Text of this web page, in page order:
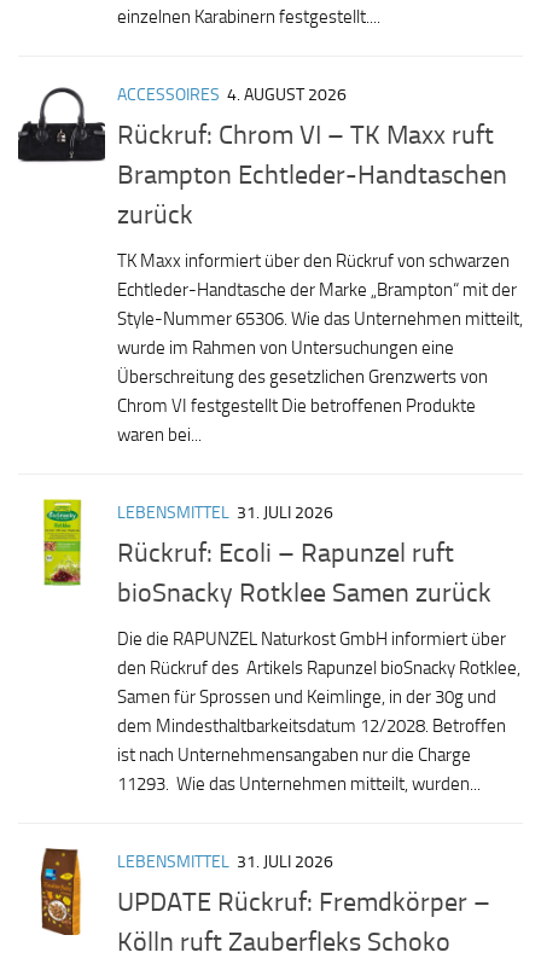
einzelnen Karabinern festgestellt....
ACCESSOIRES 4. AUGUST 2026
Rückruf: Chrom VI – TK Maxx ruft
Brampton Echtleder-Handtaschen
zurück
TK Maxx informiert über den Rückruf von schwarzen
Echtleder-Handtasche der Marke „Brampton“ mit der
Style-Nummer 65306. Wie das Unternehmen mitteilt,
wurde im Rahmen von Untersuchungen eine
Überschreitung des gesetzlichen Grenzwerts von
Chrom VI festgestellt Die betroffenen Produkte
waren bei...
LEBENSMITTEL 31. JULI 2026
Rückruf: Ecoli – Rapunzel ruft
bioSnacky Rotklee Samen zurück
Die die RAPUNZEL Naturkost GmbH informiert über
den Rückruf des Artikels Rapunzel bioSnacky Rotklee,
Samen für Sprossen und Keimlinge, in der 30g und
dem Mindesthaltbarkeitsdatum 12/2028. Betroffen
ist nach Unternehmensangaben nur die Charge
11293. Wie das Unternehmen mitteilt, wurden...
LEBENSMITTEL 31. JULI 2026
UPDATE Rückruf: Fremdkörper –
Kölln ruft Zauberfleks Schoko